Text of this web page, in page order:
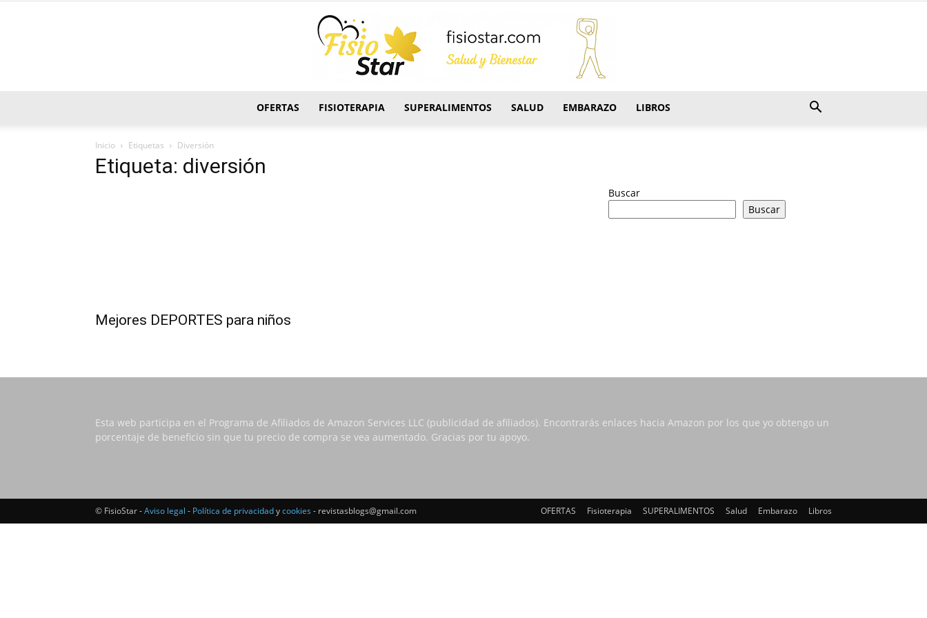
OFERTAS FISIOTERAPIA SUPERALIMENTOS SALUD EMBARAZO LIBROS
Inicio Etiquetas Diversión
Etiqueta: diversión
Mejores DEPORTES para niños
Buscar
Buscar
Esta web participa en el Programa de Afiliados de Amazon Services LLC (publicidad de afiliados). Encontrarás enlaces hacia Amazon por los que yo obtengo un
porcentaje de beneficio sin que tu precio de compra se vea aumentado. Gracias por tu apoyo.
OFERTAS Fisioterapia SUPERALIMENTOS Salud Embarazo Libros
© FisioStar -Aviso legal - Política de privacidadycookies - revistasblogs@gmail.com